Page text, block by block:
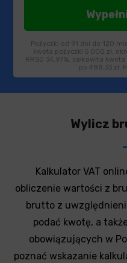
Pożyczki od 91 dni do 120
kwota pożyczki 5 000 zł,
RRSO 34,97%, całkowita
po 488,33 zł.
Wylicz
Kalkulator VAT
obliczenie wartości z
brutto z
podać kwotę, a
obowiązujących w
poznać wskazanie